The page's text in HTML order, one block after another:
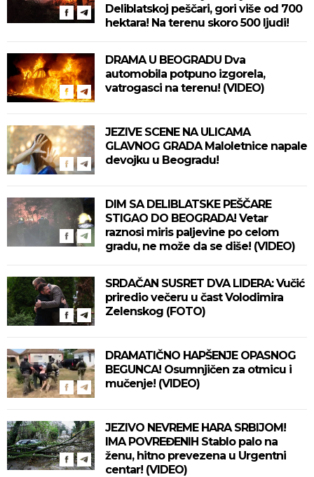
Deliblatskoj peščari, gori više od 700
hektara! Na terenu skoro 500 ljudi!
DRAMA U BEOGRADU Dva
automobila potpuno izgorela,
vatrogasci na terenu! (VIDEO)
JEZIVE SCENE NA ULICAMA
GLAVNOG GRADA Maloletnice napale
devojku u Beogradu!
DIM SA DELIBLATSKE PEŠČARE
STIGAO DO BEOGRADA! Vetar
raznosi miris paljevine po celom
gradu, ne može da se diše! (VIDEO)
SRDAČAN SUSRET DVA LIDERA: Vučić
priredio večeru u čast Volodimira
Zelenskog (FOTO)
DRAMATIČNO HAPŠENJE OPASNOG
BEGUNCA! Osumnjičen za otmicu i
mučenje! (VIDEO)
JEZIVO NEVREME HARA SRBIJOM!
IMA POVREĐENIH Stablo palo na
ženu, hitno prevezena u Urgentni
centar! (VIDEO)